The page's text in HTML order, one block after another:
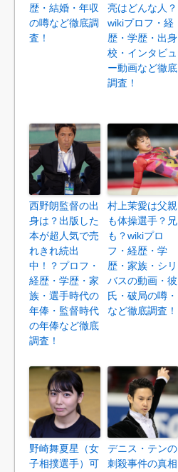
歴・結婚・年収
の噂など徹底調
査！
亮はどんな人？
wikiプロフ・経
歴・学歴・出身
校・インタビュ
ー動画など徹底
調査！
西野朗監督の出
身は？出版した
本が超人気で売
れきれ続出
中！？プロフ・
経歴・学歴・家
族・選手時代の
年俸・監督時代
の年俸など徹底
調査！
村上茉愛は父親
も体操選手？兄
も？wikiプロ
フ・経歴・学
歴・家族・シリ
バスの動画・彼
氏・破局の噂・
など徹底調査！
野崎舞夏星（女
子相撲選手）可
デニス・テンの
刺殺事件の真相